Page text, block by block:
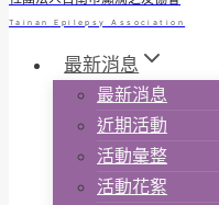
Tainan Epilepsy Association
最新消息
最新消息
近期活動
活動彙整
活動花絮